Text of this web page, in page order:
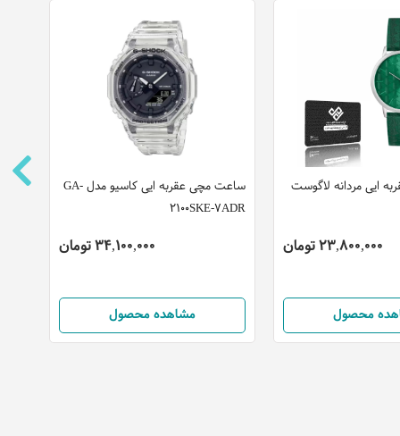
ساعت مچی عقربه ایی کاسیو مدل GA-
2100SKE-7ADR
34,100,000 تومان
مشاهده محصول
ایی مردانه لاگوست
23,800,000 تومان
محصول